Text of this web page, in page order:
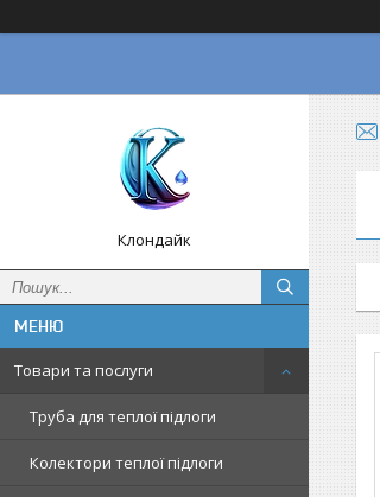
Клондайк
Товари та послуги
Труба для теплої підлоги
Колектори теплої підлоги